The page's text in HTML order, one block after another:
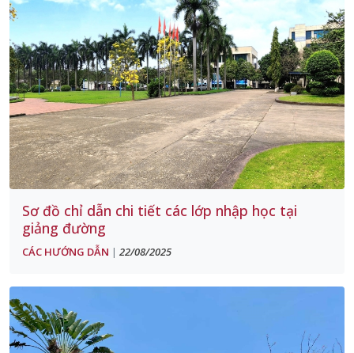
Sơ đồ chỉ dẫn chi tiết các lớp nhập học tại
giảng đường
CÁC HƯỚNG DẪN | 22/08/2025